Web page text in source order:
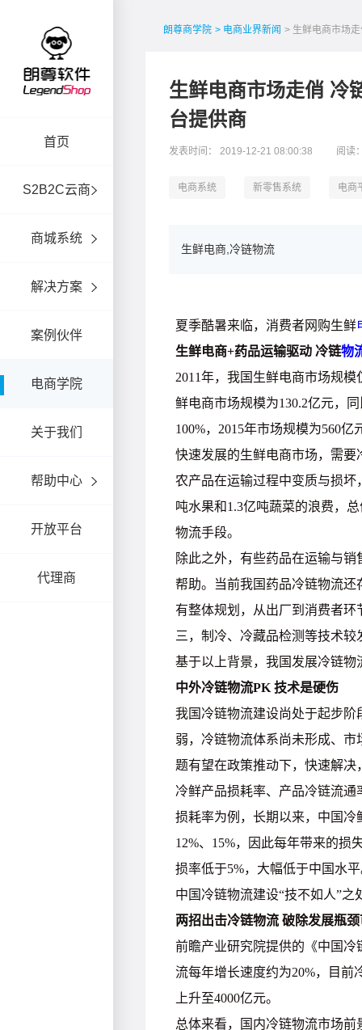
首页
S2B2C云商
商城系统
解决方案
案例伙伴
电商学院
关于我们
帮助中心
开放平台
代理商
朗尊商学院 > 电商业界新闻 > 生鲜电商市场
生鲜电商市场走俏 冷
台提供商
发表时间： 2019-12-21 08:00:38 阅读
电商系统 新零售系统 电商
生鲜电商,冷链物流